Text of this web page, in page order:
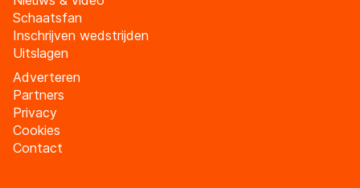
Schaatsfan
Inschrijven wedstrijden
Uitslagen
Adverteren
Partners
Privacy
Cookies
Contact